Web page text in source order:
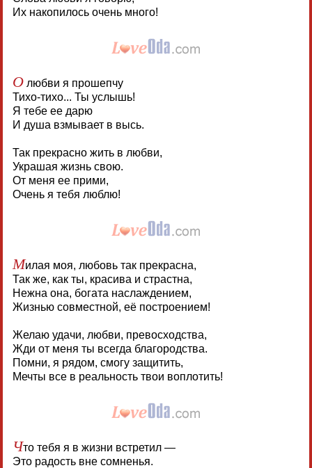
Их накопилось очень много!
Олюбви я прошепчу
Тихо-тихо... Ты услышь!
Я тебе ее дарю
И душа взмывает в высь.
Так прекрасно жить в любви,
Украшая жизнь свою.
От меня ее прими,
Очень я тебя люблю!
Милая моя, любовь так прекрасна,
Так же, как ты, красива и страстна,
Нежна она, богата наслаждением,
Жизнью совместной, её построением!
Желаю удачи, любви, превосходства,
Жди от меня ты всегда благородства.
Помни, я рядом, смогу защитить,
Мечты все в реальность твои воплотить!
Что тебя я в жизни встретил —
Это радость вне сомненья.